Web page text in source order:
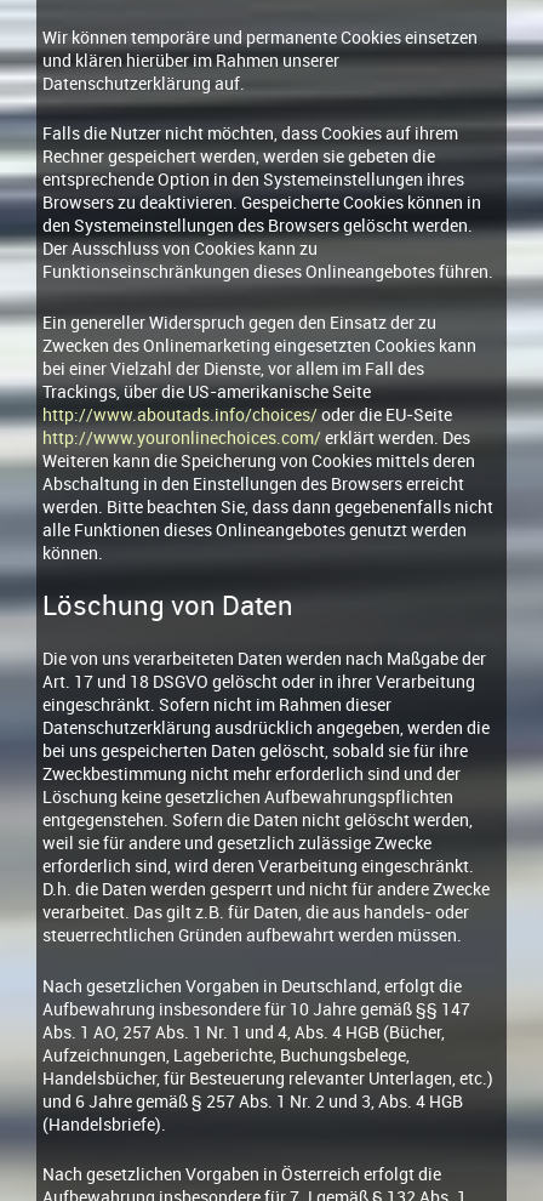
Wir können temporäre und permanente Cookies einsetzen
und klären hierüber im Rahmen unserer
Datenschutzerklärung auf.
Falls die Nutzer nicht möchten, dass Cookies auf ihrem
Rechner gespeichert werden, werden sie gebeten die
entsprechende Option in den Systemeinstellungen ihres
Browsers zu deaktivieren. Gespeicherte Cookies können in
den Systemeinstellungen des Browsers gelöscht werden.
Der Ausschluss von Cookies kann zu
Funktionseinschränkungen dieses Onlineangebotes führen.
Ein genereller Widerspruch gegen den Einsatz der zu
Zwecken des Onlinemarketing eingesetzten Cookies kann
bei einer Vielzahl der Dienste, vor allem im Fall des
Trackings, über die US-amerikanische Seite
http://www.aboutads.info/choices/oder die EU-Seite
http://www.youronlinechoices.com/erklärt werden. Des
Weiteren kann die Speicherung von Cookies mittels deren
Abschaltung in den Einstellungen des Browsers erreicht
werden. Bitte beachten Sie, dass dann gegebenenfalls nicht
alle Funktionen dieses Onlineangebotes genutzt werden
können.
Löschung von Daten
Die von uns verarbeiteten Daten werden nach Maßgabe der
Art. 17 und 18 DSGVO gelöscht oder in ihrer Verarbeitung
eingeschränkt. Sofern nicht im Rahmen dieser
Datenschutzerklärung ausdrücklich angegeben, werden die
bei uns gespeicherten Daten gelöscht, sobald sie für ihre
Zweckbestimmung nicht mehr erforderlich sind und der
Löschung keine gesetzlichen Aufbewahrungspflichten
entgegenstehen. Sofern die Daten nicht gelöscht werden,
weil sie für andere und gesetzlich zulässige Zwecke
erforderlich sind, wird deren Verarbeitung eingeschränkt.
D.h. die Daten werden gesperrt und nicht für andere Zwecke
verarbeitet. Das gilt z.B. für Daten, die aus handels- oder
steuerrechtlichen Gründen aufbewahrt werden müssen.
Nach gesetzlichen Vorgaben in Deutschland, erfolgt die
Aufbewahrung insbesondere für 10 Jahre gemäß §§ 147
Abs. 1 AO, 257 Abs. 1 Nr. 1 und 4, Abs. 4 HGB (Bücher,
Aufzeichnungen, Lageberichte, Buchungsbelege,
Handelsbücher, für Besteuerung relevanter Unterlagen, etc.)
und 6 Jahre gemäß § 257 Abs. 1 Nr. 2 und 3, Abs. 4 HGB
(Handelsbriefe).
Nach gesetzlichen Vorgaben in Österreich erfolgt die